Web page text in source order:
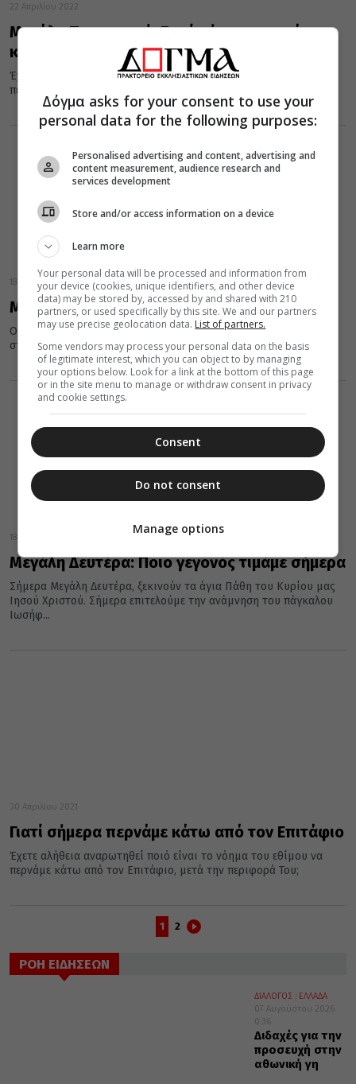
22 Απριλίου 2022
Μεγάλη Παρασκευή: Γιατί σήμερα περνάμε
κάτω από τον Επιτάφιο
Έχετε αλήθεια αναρωτηθεί ποιό είναι το νόημα του εθίμου να
περνάμε κάτω από τον Επιτάφιο, μετά την περιφορά Του;
18 Απριλίου 2022
Μεγάλη Δευτέρα: Ο Νυμφίος
Ο έρωτας είναι το σήμα κατατεθέν της εποχής μας. Όπου κι αν
σταθεί κανείς, όπου κι αν βρεθεί, γι’...
18 Απριλίου 2022
Μεγάλη Δευτέρα: Ποιο γεγονός τιμάμε σήμερα
Σήμερα Μεγάλη Δευτέρα, ξεκινούν τα άγια Πάθη του Κυρίου μας
Ιησού Χριστού. Σήμερα επιτελούμε την ανάμνηση του πάγκαλου
Ιωσήφ...
30 Απριλίου 2021
Γιατί σήμερα περνάμε κάτω από τον Επιτάφιο
Έχετε αλήθεια αναρωτηθεί ποιό είναι το νόημα του εθίμου να
περνάμε κάτω από τον Επιτάφιο, μετά την περιφορά Του;
1 2
ΡΟΗ ΕΙΔΗΣΕΩΝ
ΔΙΑΛΟΓΟΣ
ΕΛΛΑΔΑ
07 Αυγούστου 2026
0:36
Διδαχές για την
προσευχή στην
αθωνική γη
Δόγμα asks for your consent to use your
personal data for the following purposes:
Personalised advertising and content, advertising and
content measurement, audience research and
services development
Store and/or access information on a device
Learn more
Your personal data will be processed and information from
your device (cookies, unique identifiers, and other device
data) may be stored by, accessed by and shared with 210
partners, or used specifically by this site. We and our partners
may use precise geolocation data. List of partners.
Some vendors may process your personal data on the basis
of legitimate interest, which you can object to by managing
your options below. Look for a link at the bottom of this page
or in the site menu to manage or withdraw consent in privacy
and cookie settings.
Consent
Do not consent
Manage options